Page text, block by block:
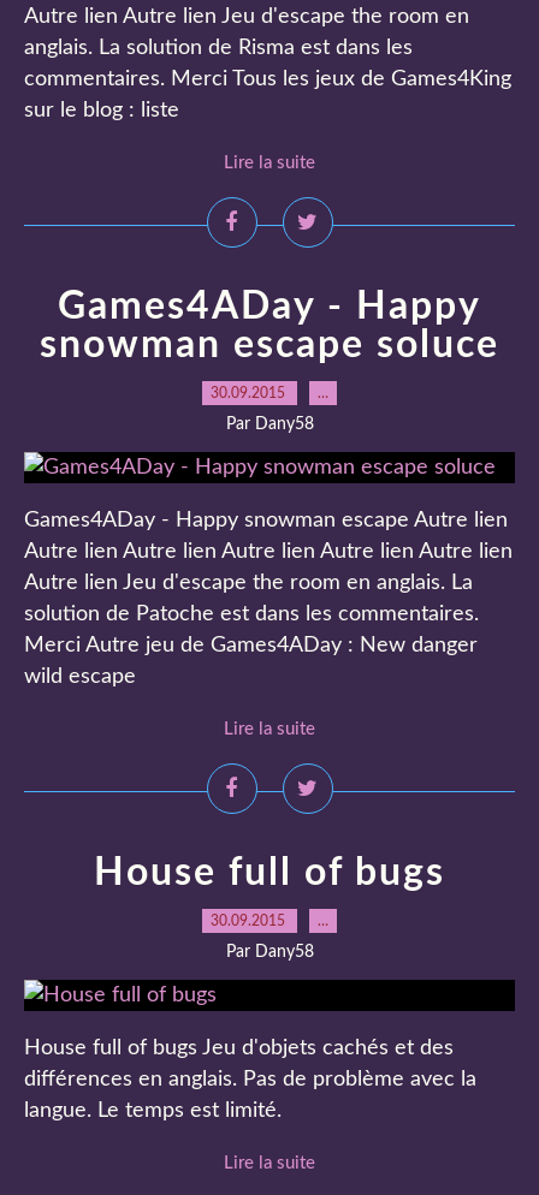
Autre lien Autre lien Jeu d'escape the room en
anglais. La solution de Risma est dans les
commentaires. Merci Tous les jeux de Games4King
sur le blog : liste
Lire la suite
Games4ADay - Happy
snowman escape soluce
30.09.2015 …
Par Dany58
Games4ADay - Happy snowman escape Autre lien
Autre lien Autre lien Autre lien Autre lien Autre lien
Autre lien Jeu d'escape the room en anglais. La
solution de Patoche est dans les commentaires.
Merci Autre jeu de Games4ADay : New danger
wild escape
Lire la suite
House full of bugs
30.09.2015 …
Par Dany58
House full of bugs Jeu d'objets cachés et des
différences en anglais. Pas de problème avec la
langue. Le temps est limité.
Lire la suite